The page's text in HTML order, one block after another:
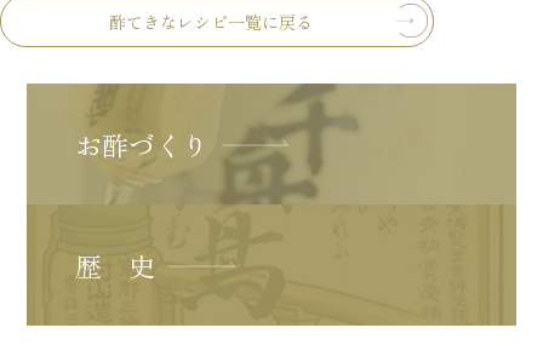
酢てきなレシピ一覧に戻る
お酢づくり
歴 史